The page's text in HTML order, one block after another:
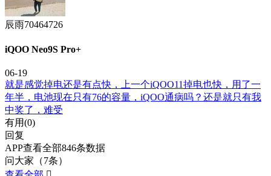
辰雨70464726
iQOO Neo9S Pro+
06-19
就是感觉掉电还是有点快，上一个iQOO11掉电也快，用了一
年半，电池现在只有76的容量，iQOO通病吗？还是就只有我
中奖了，难受
有用(0)
回复
APP查看全部846条数据
问大家（7条）